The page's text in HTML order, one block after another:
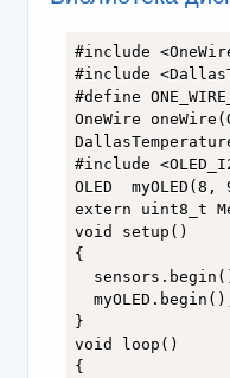
#include
#include
#define
OneWire
#include
OLED
extern uint8_t
void setup()
{
}
void loop()
{